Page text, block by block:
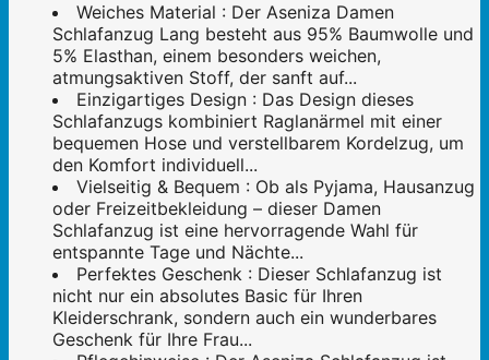
Weiches Material : Der Aseniza Damen
Schlafanzug Lang besteht aus 95% Baumwolle und
5% Elasthan, einem besonders weichen,
atmungsaktiven Stoff, der sanft auf...
Einzigartiges Design : Das Design dieses
Schlafanzugs kombiniert Raglanärmel mit einer
bequemen Hose und verstellbarem Kordelzug, um
den Komfort individuell...
Vielseitig & Bequem : Ob als Pyjama, Hausanzug
oder Freizeitbekleidung – dieser Damen
Schlafanzug ist eine hervorragende Wahl für
entspannte Tage und Nächte...
Perfektes Geschenk : Dieser Schlafanzug ist
nicht nur ein absolutes Basic für Ihren
Kleiderschrank, sondern auch ein wunderbares
Geschenk für Ihre Frau...